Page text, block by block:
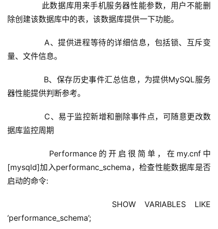
此数据库用来手机服务器性能参数，用户不能删
除创建该数据库中的表，该数据库提供一下功能。
A、提供进程等待的详细信息，包括锁、互斥变
量、文件信息。
B、保存历史事件汇总信息，为提供MySQL服务
器性能提供判断参考。
C、易于监控新增和删除事件点，可随意更改数
据库监控周期
Performance的开启很简单，在my.cnf中
[mysqld]加入performanc_schema，检查性能数据库是否
启动的命令:
SHOW VARIABLES LIKE
‘performance_schema’;